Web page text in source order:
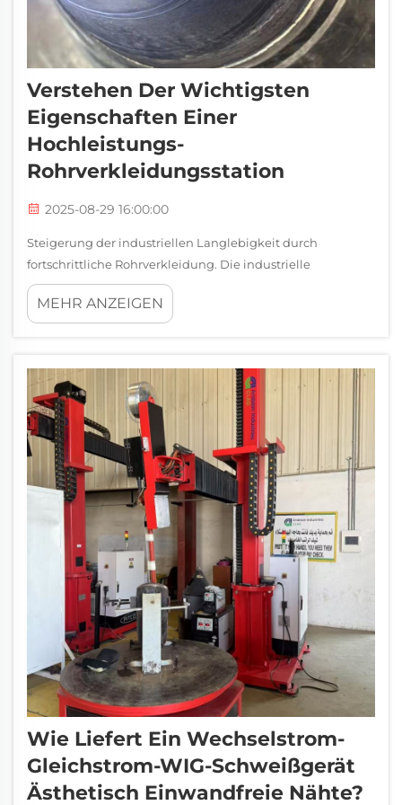
Verstehen Der Wichtigsten
Eigenschaften Einer
Hochleistungs-
Rohrverkleidungsstation
2025-08-29 16:00:00
Steigerung der industriellen Langlebigkeit durch
fortschrittliche Rohrverkleidung. Die industrielle
Infrastruktur hängt stark von zuverlässiger Ausrüstung ab,
die hohen Drücken, Korrosion und kontinuierlichem
MEHR ANZEIGEN
Wie Liefert Ein Wechselstrom-
Gleichstrom-WIG-Schweißgerät
Ästhetisch Einwandfreie Nähte?